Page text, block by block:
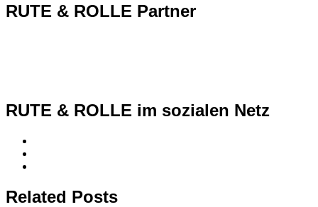
RUTE & ROLLE Partner
RUTE & ROLLE im sozialen Netz
Related Posts